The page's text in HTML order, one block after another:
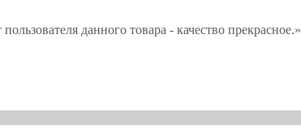
данного товара - качество прекрасное.»